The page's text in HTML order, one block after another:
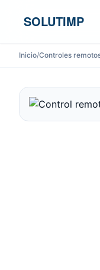
SOLUTIMP
Inicio/Controles